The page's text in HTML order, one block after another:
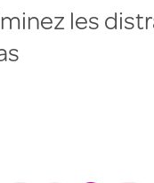
les